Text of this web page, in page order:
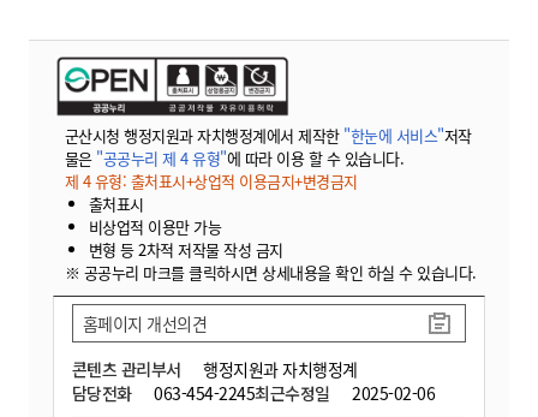
군산시청 행정지원과 자치행정계에서 제작한 "한눈에 서비스"저작
물은 "공공누리 제 4 유형"에 따라 이용 할 수 있습니다.
제 4 유형: 출처표시+상업적 이용금지+변경금지
출처표시
비상업적 이용만 가능
변형 등 2차적 저작물 작성 금지
※ 공공누리 마크를 클릭하시면 상세내용을 확인 하실 수 있습니다.
콘텐츠 관리부서
행정지원과 자치행정계
담당전화
063-454-2245최근수정일 2025-02-06
홈페이지 개선의견